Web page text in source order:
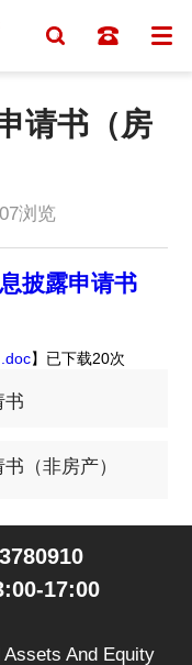
请书（房
浏览
披露申请书
】已下载20次
书
（非房产）
17:00
Assets And Equity